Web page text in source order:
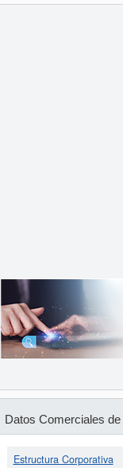
Datos Comerciales de
Estructura Corporativa